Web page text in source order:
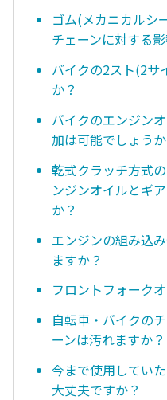
ゴム(メカニカルシ
チェーンに対する
バイクの2スト(2サ
か？
バイクのエンジン
加は可能でしょうか
乾式クラッチ方式
ンジンオイルとギ
か？
エンジンの組み込
ますか？
フロントフォーク
自転車・バイクの
ーンは汚れますか？
今まで使用してい
大丈夫ですか？